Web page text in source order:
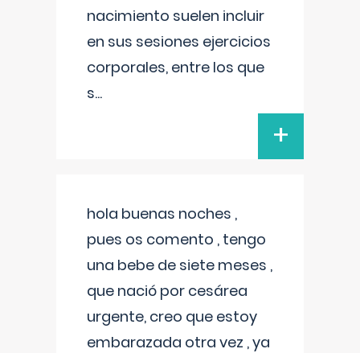
nacimiento suelen incluir
en sus sesiones ejercicios
corporales, entre los que
s...
+
hola buenas noches ,
pues os comento , tengo
una bebe de siete meses ,
que nació por cesárea
urgente, creo que estoy
embarazada otra vez , ya